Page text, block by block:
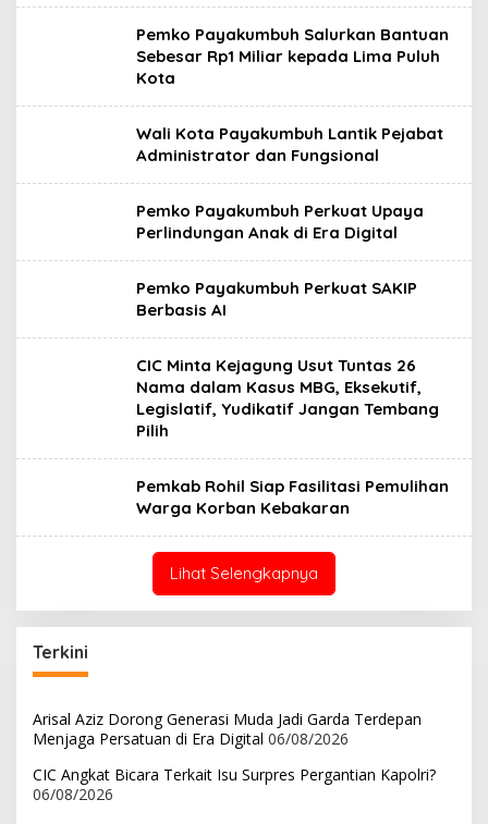
Pemko Payakumbuh Salurkan Bantuan
Sebesar Rp1 Miliar kepada Lima Puluh
Kota
Wali Kota Payakumbuh Lantik Pejabat
Administrator dan Fungsional
Pemko Payakumbuh Perkuat Upaya
Perlindungan Anak di Era Digital
Pemko Payakumbuh Perkuat SAKIP
Berbasis AI
CIC Minta Kejagung Usut Tuntas 26
Nama dalam Kasus MBG, Eksekutif,
Legislatif, Yudikatif Jangan Tembang
Pilih
Pemkab Rohil Siap Fasilitasi Pemulihan
Warga Korban Kebakaran
Lihat Selengkapnya
Terkini
Arisal Aziz Dorong Generasi Muda Jadi Garda Terdepan
Menjaga Persatuan di Era Digital 06/08/2026
CIC Angkat Bicara Terkait Isu Surpres Pergantian Kapolri?
06/08/2026